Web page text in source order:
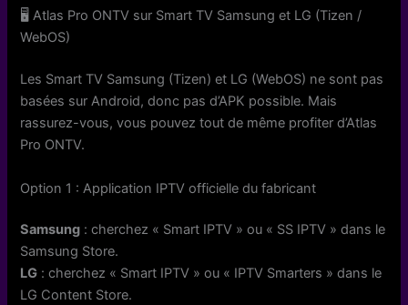
🖥️ Atlas Pro ONTV sur Smart TV Samsung et LG (Tizen /
WebOS)
Les Smart TV Samsung (Tizen) et LG (WebOS) ne sont pas
basées sur Android, donc pas d’APK possible. Mais
rassurez-vous, vous pouvez tout de même profiter d’Atlas
Pro ONTV.
Option 1 : Application IPTV officielle du fabricant
Samsung : cherchez « Smart IPTV » ou « SS IPTV » dans le
Samsung Store.
LG : cherchez « Smart IPTV » ou « IPTV Smarters » dans le
LG Content Store.